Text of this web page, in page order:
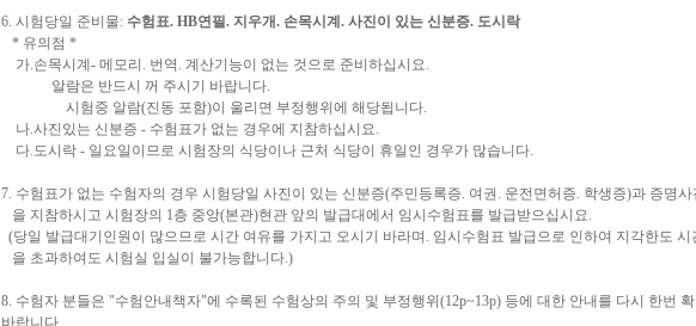
6. 시험당일 준비물: 수험표. HB연필. 지우개. 손목시계. 사진이 있는 신분증. 도시락
* 유의점 *
가.손목시계- 메모리. 번역. 계산기능이 없는 것으로 준비하십시요.
알람은 반드시 꺼 주시기 바랍니다.
시험중 알람(진동 포함)이 울리면 부정행위에 해당됩니다.
나.사진있는 신분증 - 수험표가 없는 경우에 지참하십시요.
다.도시락 - 일요일이므로 시험장의 식당이나 근처 식당이 휴일인 경우가 많습니다.
7. 수험표가 없는 수험자의 경우 시험당일 사진이 있는 신분증(주민등록증. 여권. 운전면허증. 학생증)과 증명사
을 지참하시고 시험장의 1층 중앙(본관)현관 앞의 발급대에서 임시수험표를 발급받으십시요.
(당일 발급대기인원이 많으므로 시간 여유를 가지고 오시기 바라며. 임시수험표 발급으로 인하여 지각한도 시
을 초과하여도 시험실 입실이 불가능합니다.)
8. 수험자 분들은 "수험안내책자"에 수록된 수험상의 주의 및 부정행위(12p~13p) 등에 대한 안내를 다시 한번 확
바랍니다.